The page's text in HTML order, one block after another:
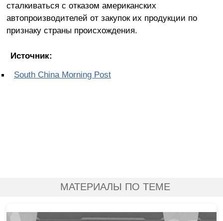
сталкиваться с отказом американских
автопроизводителей от закупок их продукции по
признаку страны происхождения.
Источник:
South China Morning Post
МАТЕРИАЛЫ ПО ТЕМЕ